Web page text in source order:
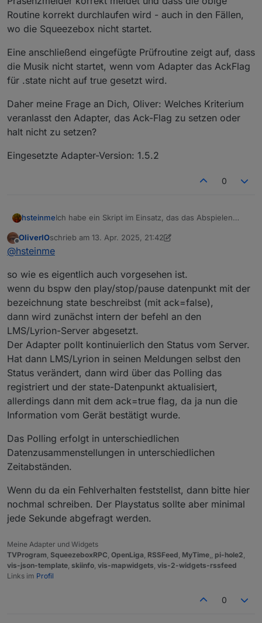
Routine korrekt durchlaufen wird - auch in den Fällen,
wo die Squeezebox nicht startet.
Eine anschließend eingefügte Prüfroutine zeigt auf, dass
die Musik nicht startet, wenn vom Adapter das AckFlag
für .state nicht auf true gesetzt wird.
Daher meine Frage an Dich, Oliver: Welches Kriterium
veranlasst den Adapter, das Ack-Flag zu setzen oder
halt nicht zu setzen?
Eingesetzte Adapter-Version: 1.5.2
0
hsteinmeIch habe ein Skript im Einsatz, das das Abspielen
eine menschliche Anwesenheit meldet.
if presence reported {
	.Volume = 70
	.cmdGeneral = randomplay 2
	.state = 1
Zweck. Meine eigenen Debug-Logs belegen, dass
der Präsenzmelder korrekt meldet und dass die
obige Routine korrekt durchlaufen wird - auch in den
Fällen, wo die Squeezebox nicht startet.
Eine anschließend eingefügte Prüfroutine zeigt auf,
dass die Musik nicht startet, wenn vom Adapter das
AckFlag für .state nicht auf true gesetzt wird.
Daher meine Frage an Dich, Oliver: Welches
Kriterium veranlasst den Adapter, das Ack-Flag zu
setzen oder halt nicht zu setzen?
Eingesetzte Adapter-Version: 1.5.2
Offline
OliverIOschrieb am 13. Apr. 2025, 21:42
zuletzt editiert von OliverIO
@hsteinme
so wie es eigentlich auch vorgesehen ist.
wenn du bspw den play/stop/pause datenpunkt mit der
bezeichnung state beschreibst (mit ack=false),
dann wird zunächst intern der befehl an den
LMS/Lyrion-Server abgesetzt.
Der Adapter pollt kontinuierlich den Status vom Server.
Hat dann LMS/Lyrion in seinen Meldungen selbst den
Status verändert, dann wird über das Polling das
registriert und der state-Datenpunkt aktualisiert,
allerdings dann mit dem ack=true flag, da ja nun die
Information vom Gerät bestätigt wurde.
Das Polling erfolgt in unterschiedlichen
Datenzusammenstellungen in unterschiedlichen
Zeitabständen.
Wenn du da ein Fehlverhalten feststellst, dann bitte hier
nochmal schreiben. Der Playstatus sollte aber minimal
jede Sekunde abgefragt werden.
Meine Adapter und Widgets
TVProgram, SqueezeboxRPC, OpenLiga, RSSFeed, MyTime,, pi-hole2,
vis-json-template, skiinfo, vis-mapwidgets, vis-2-widgets-rssfeed
Links im Profil
0